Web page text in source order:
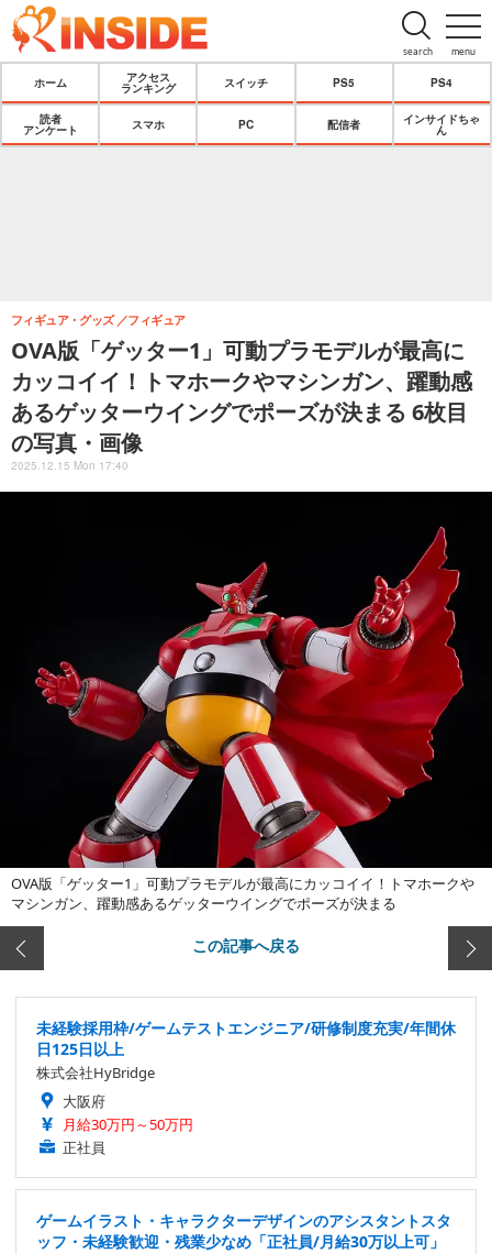
menu
search
ホーム
アクセス
ランキング
スイッチ PS5 PS4
読者
アンケート
スマホ PC 配信者
インサイドちゃ
ん
OVA版「ゲッター1」可動プラモデルが最高に
カッコイイ！トマホークやマシンガン、躍動感
あるゲッターウイングでポーズが決まる 6枚目
の写真・画像
フィギュア・グッズ フィギュア
2025.12.15 Mon 17:40
OVA版「ゲッター1」可動プラモデルが最高にカッコイイ！トマホークや
マシンガン、躍動感あるゲッターウイングでポーズが決まる
この記事へ戻る
未経験採用枠/ゲームテストエンジニア/研修制度充実/年間休
日125日以上
株式会社HyBridge
大阪府
月給30万円～50万円
正社員
ゲームイラスト・キャラクターデザインのアシスタントスタ
ッフ・未経験歓迎・残業少なめ「正社員/月給30万以上可」